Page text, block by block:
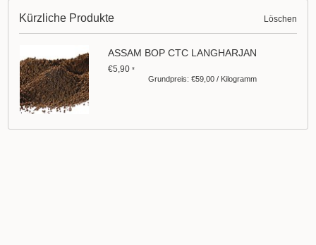
Kürzliche Produkte Löschen
ASSAM BOP CTC LANGHARJAN
€5,90*
Grundpreis: €59,00 / Kilogramm